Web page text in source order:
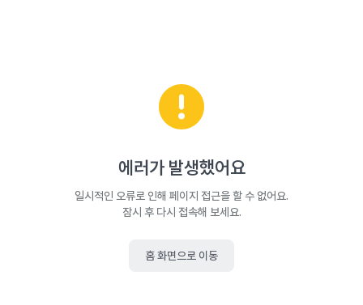
에러가 발생했어요
일시적인 오류로 인해 페이지 접근을 할 수 없어요.
잠시 후 다시 접속해 보세요.
홈 화면으로 이동